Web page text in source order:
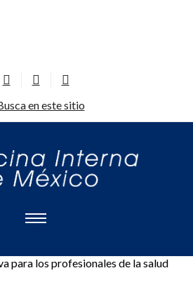
en este sitio
para los profesionales de la salud